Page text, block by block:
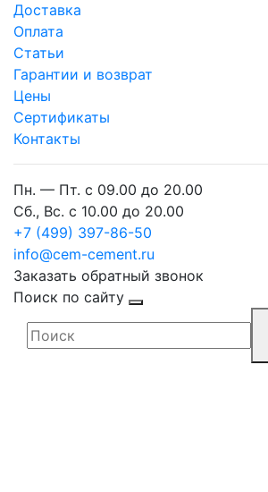
Доставка
Оплата
Cтатьи
Гарантии и возврат
Цены
Сертификаты
Контакты
Пн. — Пт. с 09.00 до 20.00
Сб., Вс. с 10.00 до 20.00
+7 (499) 397-86-50
info@cem-cement.ru
Заказать обратный звонок
Поиск по сайту